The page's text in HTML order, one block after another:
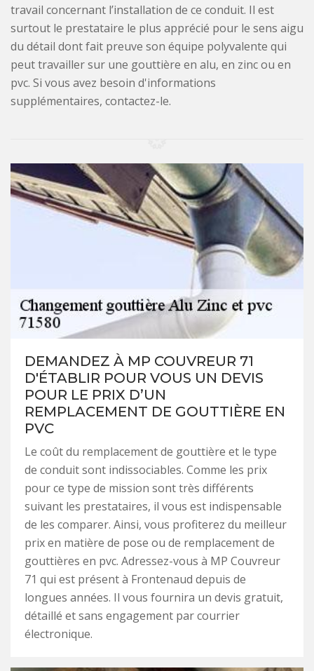
travail concernant l’installation de ce conduit. Il est
surtout le prestataire le plus apprécié pour le sens aigu
du détail dont fait preuve son équipe polyvalente qui
peut travailler sur une gouttière en alu, en zinc ou en
pvc. Si vous avez besoin d'informations
supplémentaires, contactez-le.
DEMANDEZ À MP COUVREUR 71
D'ÉTABLIR POUR VOUS UN DEVIS
POUR LE PRIX D’UN
REMPLACEMENT DE GOUTTIÈRE EN
PVC
Le coût du remplacement de gouttière et le type
de conduit sont indissociables. Comme les prix
pour ce type de mission sont très différents
suivant les prestataires, il vous est indispensable
de les comparer. Ainsi, vous profiterez du meilleur
prix en matière de pose ou de remplacement de
gouttières en pvc. Adressez-vous à MP Couvreur
71 qui est présent à Frontenaud depuis de
longues années. Il vous fournira un devis gratuit,
détaillé et sans engagement par courrier
électronique.